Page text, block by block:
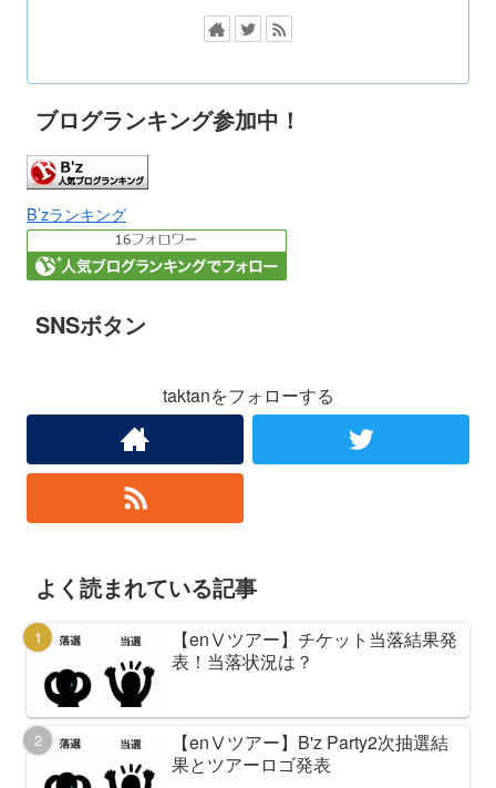
ブログランキング参加中！
B’zランキング
SNSボタン
taktanをフォローする
よく読まれている記事
【enⅤツアー】チケット当落結果発
表！当落状況は？
【enⅤツアー】B'z Party2次抽選結
果とツアーロゴ発表